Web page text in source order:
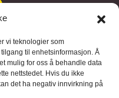
vi teknologier som
til enhetsinformasjon. Å
mulig for oss å behandle data
nettstedet. Hvis du ikke
det ha negativ innvirkning på